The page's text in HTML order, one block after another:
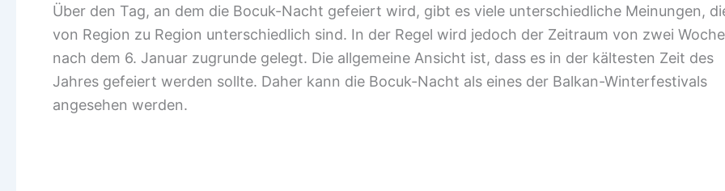
Über den Tag, an dem die Bocuk-Nacht gefeiert wird, gibt es viele unterschiedliche Meinungen,
von Region zu Region unterschiedlich sind. In der Regel wird jedoch der Zeitraum von zwei
nach dem 6. Januar zugrunde gelegt. Die allgemeine Ansicht ist, dass es in der kältesten Zeit des
Jahres gefeiert werden sollte. Daher kann die Bocuk-Nacht als eines der Balkan-Winterfestivals
angesehen werden.